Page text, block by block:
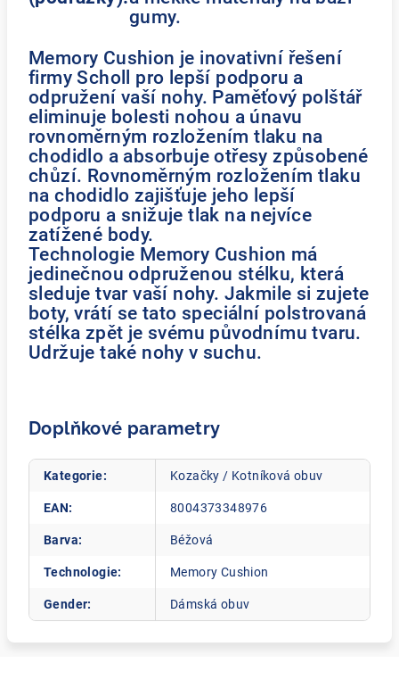
gumy.
Memory Cushion je inovativní řešení
firmy Scholl pro lepší podporu a
odpružení vaší nohy. Paměťový polštář
eliminuje bolesti nohou a únavu
rovnoměrným rozložením tlaku na
chodidlo a absorbuje otřesy způsobené
chůzí. Rovnoměrným rozložením tlaku
na chodidlo zajišťuje jeho lepší
podporu a snižuje tlak na nejvíce
zatížené body.
Technologie Memory Cushion má
jedinečnou odpruženou stélku, která
sleduje tvar vaší nohy. Jakmile si zujete
boty, vrátí se tato speciální polstrovaná
stélka zpět je svému původnímu tvaru.
Udržuje také nohy v suchu.
Doplňkové parametry
Kategorie: Kozačky / Kotníková obuv
EAN: 8004373348976
Barva: Béžová
Technologie: Memory Cushion
Gender: Dámská obuv